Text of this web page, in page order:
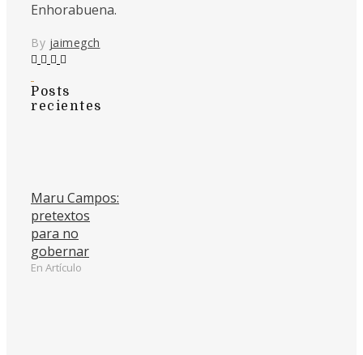
Enhorabuena.
By jaimegch
Posts
recientes
Maru Campos:
pretextos
para no
gobernar
En Artículo